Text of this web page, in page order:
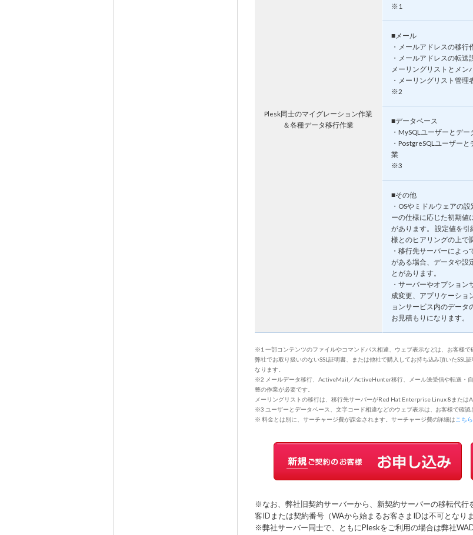
Plesk同士のマイグレーション作業
＆各種データ移行作業
※1
■メール
・メールアドレスの移行
・メールアドレスの転送
メーリングリストとメン
・メーリングリスト管理
※2
■データベース
・MySQLユーザーとデ
・PostgreSQLユーザー
業
※3
■その他
・OSやミドルウェアの
ーの仕様に応じた初期値
があります。 設定値を
様とのヒアリングの上で
・移行先サーバーによっ
がある場合、データや設
とがあります。
・サーバーやオプション
成変更、アプリケーショ
ョンサービス内のデータ
お見積もりになります。
※1 一部コンテンツのファイルやコマンドパス相違、ウェブ表示などは、お客様で
弊社でお取り扱いのないSSL証明書、または他社で購入してお持ち込み頂いた
なります。
※2 メールデータ移行、ActiveMail／ActiveHunter移行、メール送受信や転送・
整の作業が必要です。
メーリングリストの移行は、移行先サーバーがRed Hat Enterprise Linux 8または
※3 ユーザーとデータベース、文字コード相違などのウェブ表示は、お客様で確認
※ 料金とは別に、サーチャージ費が課金されます。サーチャージ費の詳細は こちら
※なお、弊社旧契約サーバーから、新契約サーバーの移転代
客IDまたは契約番号（WAから始まるお客さまIDは不可となり
※弊社サーバー同士で、ともにPleskをご利用の場合は弊社